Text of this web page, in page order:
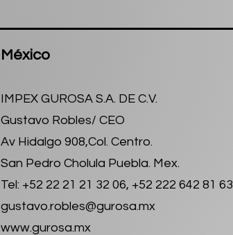
México
IMPEX GUROSA S.A. DE C.V.
Gustavo Robles/ CEO
Av Hidalgo 908,Col. Centro.
San Pedro Cholula Puebla. Mex.
Tel: +52 22 21 21 32 06, +52 222 642 81 63
gustavo.robles@gurosa.mx
www.gurosa.mx